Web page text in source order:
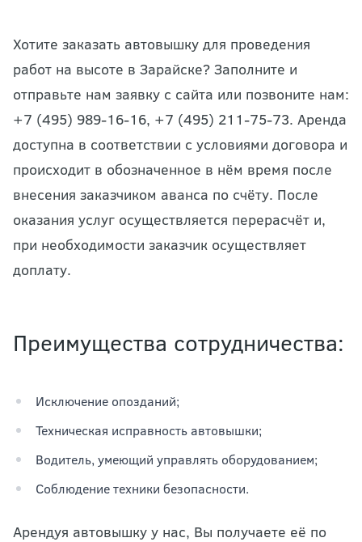
Хотите заказать автовышку для проведения
работ на высоте в Зарайске? Заполните и
отправьте нам заявку с сайта или позвоните нам:
+7 (495) 989-16-16, +7 (495) 211-75-73. Аренда
доступна в соответствии с условиями договора и
происходит в обозначенное в нём время после
внесения заказчиком аванса по счёту. После
оказания услуг осуществляется перерасчёт и,
при необходимости заказчик осуществляет
доплату.
Преимущества сотрудничества:
Исключение опозданий;
Техническая исправность автовышки;
Водитель, умеющий управлять оборудованием;
Соблюдение техники безопасности.
Арендуя автовышку у нас, Вы получаете её по